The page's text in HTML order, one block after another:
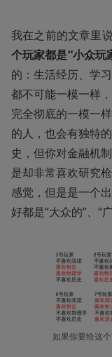
我在之前的文章里
个玩家都是“小众玩
的：生活经历、学
都不可能一模一样
完全彻底的一模一
的人，也会有独特
史，但你对金融机
是却非常喜欢研究
感觉，但是是一个
好都是“大众的”、“广
如果你要给这